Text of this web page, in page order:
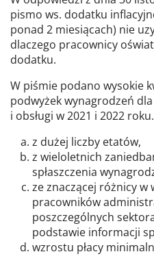
pismo ws. dodatku
ponad 2 miesiącach) nie
dlaczego pracownicy
dodatku.
W piśmie podano wysokie
podwyżek wynagrodzeń
i obsługi w 2021 i 2022
z dużej liczby etatów,
z wieloletnich
spłaszczenia
ze znaczącej różnicy w
pracowników
poszczególnych
podstawie informacji
wzrostu płacy